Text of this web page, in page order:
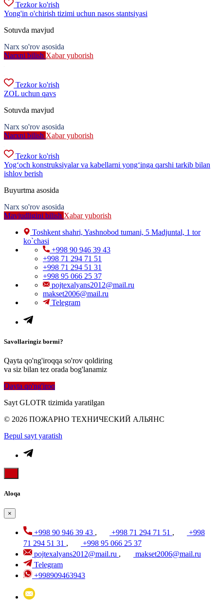
Tezkor ko'rish
Yong'in o'chirish tizimi uchun nasos stantsiyasi
Sotuvda mavjud
Narx so'rov asosida
Narxni bilish Xabar yuborish
Tezkor ko'rish
ZOL uchun qavs
Sotuvda mavjud
Narx so'rov asosida
Narxni bilish Xabar yuborish
Tezkor ko'rish
Yog‘och konstruksiyalar va kabellarni yong‘inga qarshi tarkib bilan
ishlov berish
Buyurtma asosida
Narx so'rov asosida
Mavjudligini bilish Xabar yuborish
Toshkent shahri, Yashnobod tumani, 5 Madjuntal, 1 tor
ko`chasi
+998 90 946 39 43
+998 71 294 71 51
+998 71 294 51 31
+998 95 066 25 37
pojtexalyans2012@mail.ru
makset2006@mail.ru
Telegram
Savollaringiz bormi?
Qayta qo'ng'iroqqa so'rov qoldiring
va siz bilan tez orada bog'lanamiz
Qayta qo'ng'iroq
Sayt GLOTR tizimida yaratilgan
© 2026 ПОЖАРНО ТЕХНИЧЕСКИЙ АЛЬЯНС
Bepul sayt yaratish
Aloqa
×
+998 90 946 39 43 , +998 71 294 71 51 ,
+998
71 294 51 31 ,
+998 95 066 25 37
pojtexalyans2012@mail.ru ,
makset2006@mail.ru
Telegram
+998909463943